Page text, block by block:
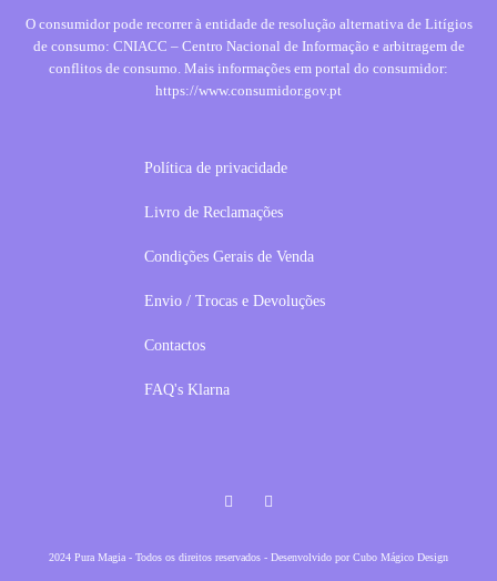
O consumidor pode recorrer à entidade de resolução alternativa de Litígios
de consumo: CNIACC – Centro Nacional de Informação e arbitragem de
conflitos de consumo. Mais informações em portal do consumidor:
https://www.consumidor.gov.pt
2024 Pura Magia - Todos os direitos reservados - Desenvolvido porCubo Mágico Design
Política de privacidade
Livro de Reclamações
Condições Gerais de Venda
Envio / Trocas e Devoluções
Contactos
FAQ's Klarna
Facebook